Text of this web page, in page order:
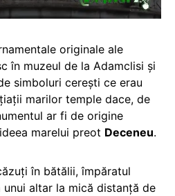
originale ale
în muzeul de la Adamclisi şi
simboluri cereşti ce erau
marilor temple dace, de
ar fi de origine
marelui preot Deceneu.
în bătălii, împăratul
altar la mică distanţă de